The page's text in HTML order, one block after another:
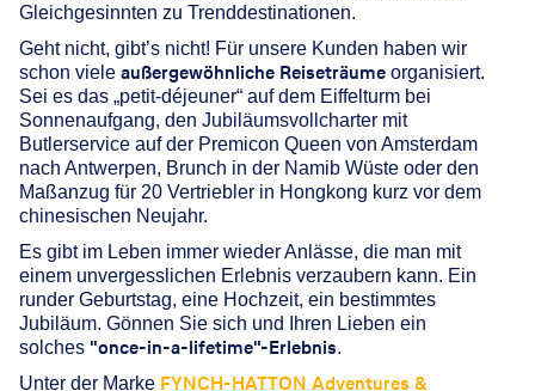
Gleichgesinnten zu Trenddestinationen.
Geht nicht, gibt’s nicht! Für unsere Kunden haben wir
schon viele außergewöhnliche Reiseträume organisiert.
Sei es das „petit-déjeuner“ auf dem Eiffelturm bei
Sonnenaufgang, den Jubiläumsvollcharter mit
Butlerservice auf der Premicon Queen von Amsterdam
nach Antwerpen, Brunch in der Namib Wüste oder den
Maßanzug für 20 Vertriebler in Hongkong kurz vor dem
chinesischen Neujahr.
Es gibt im Leben immer wieder Anlässe, die man mit
einem unvergesslichen Erlebnis verzaubern kann. Ein
runder Geburtstag, eine Hochzeit, ein bestimmtes
Jubiläum. Gönnen Sie sich und Ihren Lieben ein
solches "once-in-a-lifetime"-Erlebnis.
Unter der Marke FYNCH-HATTON Adventures &